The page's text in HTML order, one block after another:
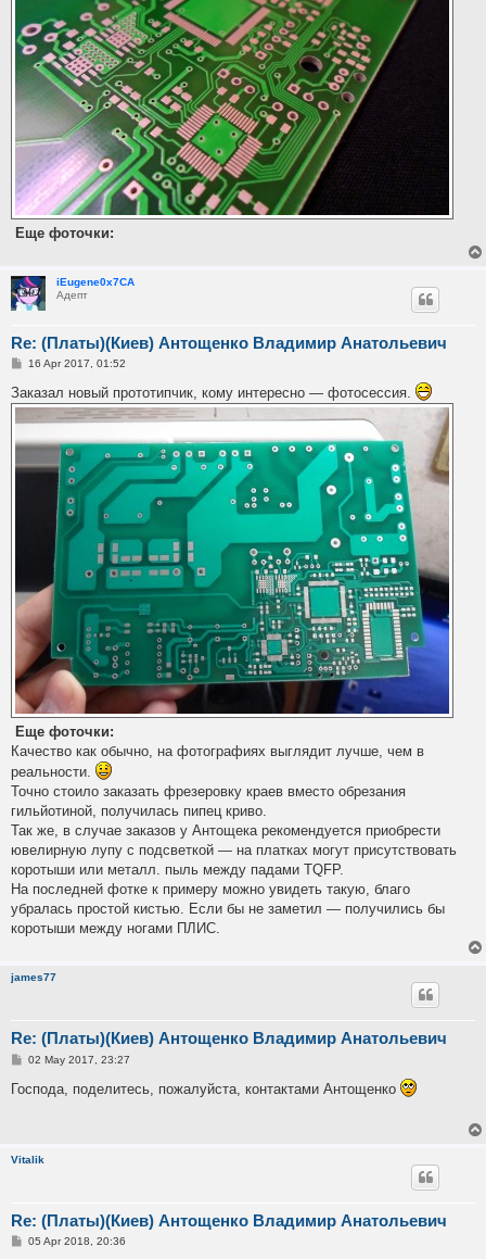
Еще фоточки:
iEugene0x7CA
Адепт
Re: (Платы)(Киев) Антощенко Владимир Анатольевич
P
s
t
16 Apr 2017, 01:52
Заказал новый прототипчик, кому интересно — фотосессия.
Еще фоточки:
Качество как обычно, на фотографиях выглядит лучше, чем в
реальности.
Точно стоило заказать фрезеровку краев вместо обрезания
гильйотиной, получилась пипец криво.
Так же, в случае заказов у Антощека рекомендуется приобрести
ювелирную лупу с подсветкой — на платках могут присутствовать
коротыши или металл. пыль между падами TQFP.
На последней фотке к примеру можно увидеть такую, благо
убралась простой кистью. Если бы не заметил — получились бы
коротыши между ногами ПЛИС.
james77
Re: (Платы)(Киев) Антощенко Владимир Анатольевич
P
s
t
02 May 2017, 23:27
Господа, поделитесь, пожалуйста, контактами Антощенко
Vitalik
Re: (Платы)(Киев) Антощенко Владимир Анатольевич
P05 Apr 2018, 20:36